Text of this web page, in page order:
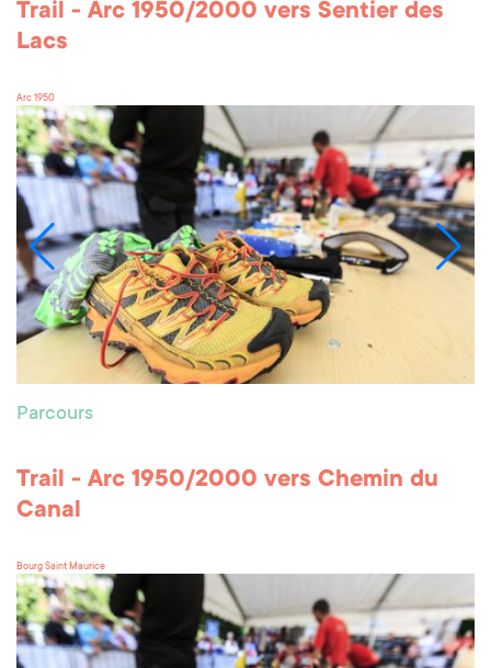
Trail - Arc 1950/2000 vers Sentier des
Lacs
Arc 1950
Parcours
Trail - Arc 1950/2000 vers Chemin du
Canal
Bourg Saint Maurice